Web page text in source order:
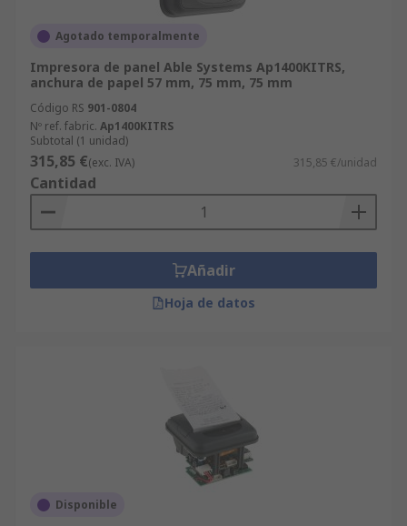
Agotado temporalmente
Impresora de panel Able Systems Ap1400KITRS,
anchura de papel 57 mm, 75 mm, 75 mm
Código RS 901-0804
Nº ref. fabric. Ap1400KITRS
Subtotal (1 unidad)
315,85 €(exc. IVA) 315,85 €/unidad
Cantidad
Añadir
Hoja de datos
Disponible